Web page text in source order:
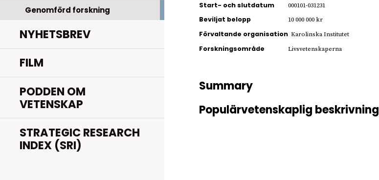
Genomförd forskning
NYHETSBREV
FILM
PODDEN OM
VETENSKAP
STRATEGIC RESEARCH
INDEX (SRI)
Start- och slutdatum 000101-031231
Beviljat belopp 10 000 000 kr
Förvaltande organisation Karolinska Institutet
Forskningsområde Livsvetenskaperna
Summary
Populärvetenskaplig beskrivning